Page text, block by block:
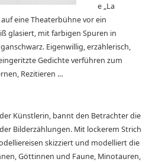
e „La
eine Theaterbühne vor ein
glasiert, mit farbigen Spuren in
Eigenwillig, erzählerisch,
Gedichte verführen zum
Rezitieren …
Künstlerin, bannt den Betrachter die
Bilderzählungen. Mit lockerem Strich
skizziert und modelliert die
Göttinnen und Faune, Minotauren,